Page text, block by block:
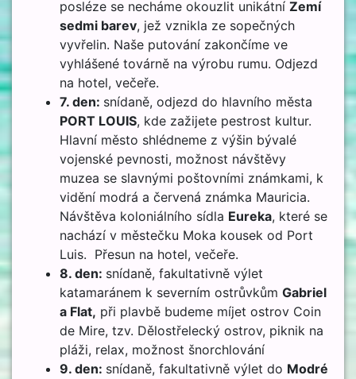
posléze se necháme okouzlit unikátní Zemí
sedmi barev, jež vznikla ze sopečných
vyvřelin. Naše putování zakončíme ve
vyhlášené továrně na výrobu rumu. Odjezd
na hotel, večeře.
7. den: snídaně, odjezd do hlavního města
PORT LOUIS, kde zažijete pestrost kultur.
Hlavní město shlédneme z výšin bývalé
vojenské pevnosti, možnost návštěvy
muzea se slavnými poštovními známkami, k
vidění modrá a červená známka Mauricia.
Návštěva koloniálního sídla Eureka, které se
nachází v městečku Moka kousek od Port
Luis. Přesun na hotel, večeře.
8. den: snídaně, fakultativně výlet
katamaránem k severním ostrůvkům Gabriel
a Flat, při plavbě budeme míjet ostrov Coin
de Mire, tzv. Dělostřelecký ostrov, piknik na
pláži, relax, možnost šnorchlování
9. den: snídaně, fakultativně výlet do Modré